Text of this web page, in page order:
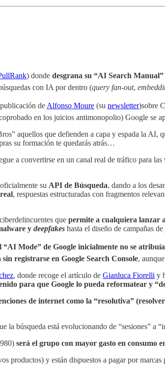
) donde desgrana su “AI Search
con IA por dentro (query fan-out,
de Alfonso Moure (su newsletter)sobre
en los juicios antimonopolio) Google se
aquellos que defienden a capa y espada la AI,
su formación te quedarás atrás…
a convertirse en un canal real de tráfico para
su API de Búsqueda, dando a los
, respuestas estructuradas con fragmentos
que permite a cualquiera lanzar
y deepfakes hasta el diseño de campañas de
“AI Mode” de Google inicialmente no se
registrarse en Google Search Console,
, donde recoge el artículo de Gianluca Fiorelli y
para que Google lo pueda reformatear y
de internet como la “resolutiva”
la búsqueda está evolucionando de “sesiones” a
será el grupo con mayor gasto en consumo
productos) y están dispuestos a pagar por